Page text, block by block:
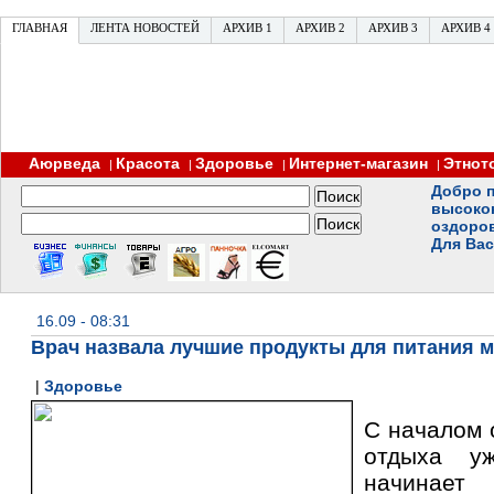
ГЛАВНАЯ ЛЕНТА НОВОСТЕЙ АРХИВ 1 АРХИВ 2 АРХИВ 3 АРХИВ 4
Аюрведа | Красота | Здоровье | Интернет-магазин |
Добро
Для
16.09 - 08:31
Врач назвала лучшие продукты для питания
| Здоровье
С началом
отдыха